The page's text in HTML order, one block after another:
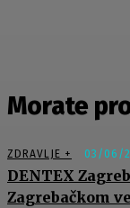
Morate
ZDRAVLJE + 03/06/
DENTEX
Zagrebačkom